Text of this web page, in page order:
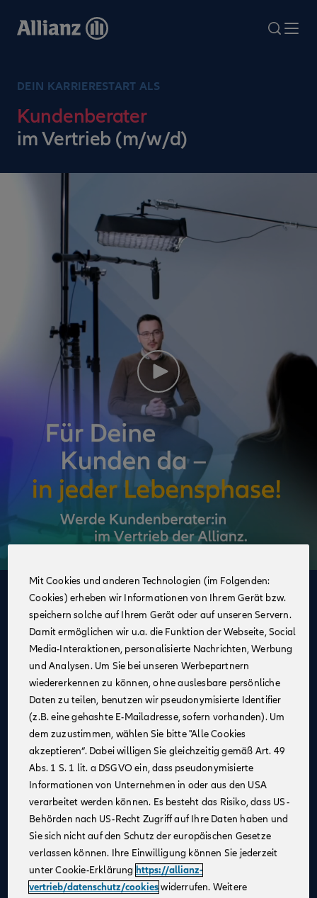
zum
search
DEIN KARRIERESTART ALS
Kundenberater
im Vertrieb (m/w/d)
Deine Vorteile
im Vertrieb der Allianz
Kontinuierliche Unterstützung : Profitiere von
Schulungen und Coachings durch erfahrene
Mitarbeiter:innen, Trainer:innen und Führungskräfte,
um fachlich und persönlich zu wachsen.
Flexible Arbeitsmöglichkeiten
: Nutze unsere
digitalen Beratungstools, um von überall aus zu
arbeiten und Deine Kundinnen und Kunden
bestmöglich zu betreuen.
Attraktives Vergütungsmodell: Gestalte Dein
Einkommen selbst – durch Fleiß und Engagement
kannst Du über Dein Festgehalt hinaus Provisionen
und leistungsbezogene Sondervergütungen
verdienen.
Karriereentwicklung: Entwickle Dich gezielt weiter –
Mit Cookies und anderen Technologien (im Folgenden:
Cookies) erheben wir Informationen von Ihrem Gerät bzw.
speichern solche auf Ihrem Gerät oder auf unseren Servern.
Damit ermöglichen wir u.a. die Funktion der Webseite, Social
Media-Interaktionen, personalisierte Nachrichten, Werbung
und Analysen. Um Sie bei unseren Werbepartnern
wiedererkennen zu können, ohne auslesbare persönliche
Daten zu teilen, benutzen wir pseudonymisierte Identifier
(z.B. eine gehashte E-Mailadresse, sofern vorhanden). Um
dem zuzustimmen, wählen Sie bitte "Alle Cookies
akzeptieren“. Dabei willigen Sie gleichzeitig gemäß Art. 49
Abs. 1 S. 1 lit. a DSGVO ein, dass pseudonymisierte
Informationen von Unternehmen in oder aus den USA
verarbeitet werden können. Es besteht das Risiko, dass US-
Behörden nach US-Recht Zugriff auf Ihre Daten haben und
Sie sich nicht auf den Schutz der europäischen Gesetze
verlassen können. Ihre Einwilligung können Sie jederzeit
unter Cookie-Erklärung https://allianz-
vertrieb/datenschutz/cookieswiderrufen. Weitere